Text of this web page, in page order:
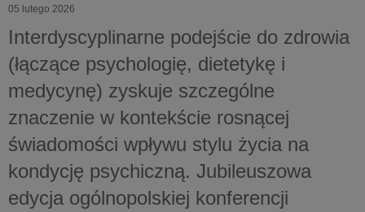
05 lutego 2026
Interdyscyplinarne podejście do zdrowia
(łączące psychologię, dietetykę i
medycynę) zyskuje szczególne
znaczenie w kontekście rosnącej
świadomości wpływu stylu życia na
kondycję psychiczną. Jubileuszowa
edycja ogólnopolskiej konferencji